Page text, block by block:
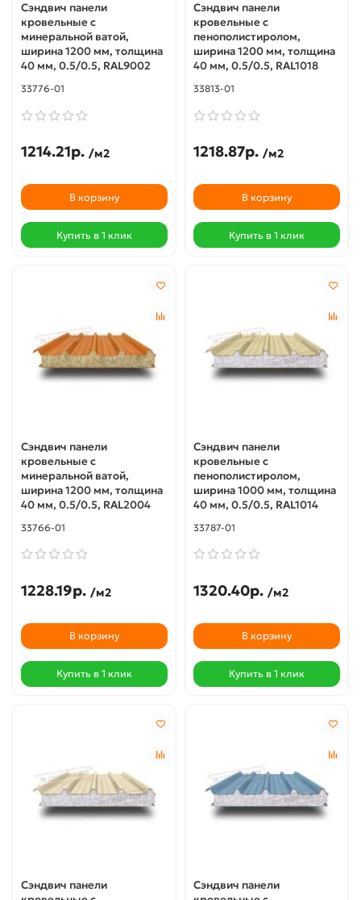
Сэндвич панели
кровельные с
минеральной ватой,
ширина 1200 мм, толщина
40 мм, 0.5/0.5, RAL9002
33776-01
1214.21р. /м2
В корзину
Купить в 1 клик
Сэндвич панели
кровельные с
пенополистиролом,
ширина 1200 мм, толщина
40 мм, 0.5/0.5, RAL1018
33813-01
1218.87р. /м2
В корзину
Купить в 1 клик
Сэндвич панели
кровельные с
минеральной ватой,
ширина 1200 мм, толщина
40 мм, 0.5/0.5, RAL2004
33766-01
1228.19р. /м2
В корзину
Купить в 1 клик
Сэндвич панели
кровельные с
пенополистиролом,
ширина 1000 мм, толщина
40 мм, 0.5/0.5, RAL1014
33787-01
1320.40р. /м2
В корзину
Купить в 1 клик
Сэндвич панели
Сэндвич панели